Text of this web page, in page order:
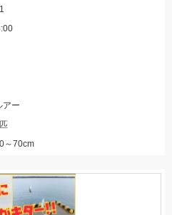
アー
～70cm